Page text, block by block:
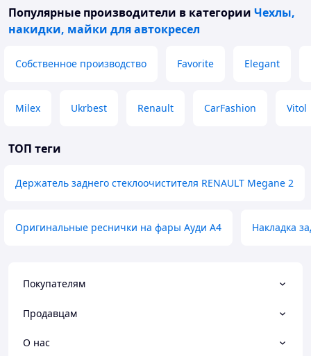
Популярные производители в категории Чехлы,
накидки, майки для автокресел
Собственное производство Favorite Elegant
Milex Ukrbest Renault CarFashion Vitol
ТОП теги
Держатель заднего стеклоочистителя RENAULT Megane 2
Оригинальные реснички на фары Ауди А4 Накладка
Покупателям
Продавцам
О нас